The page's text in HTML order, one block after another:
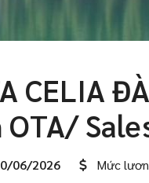
CELIA
06/2026 Mức